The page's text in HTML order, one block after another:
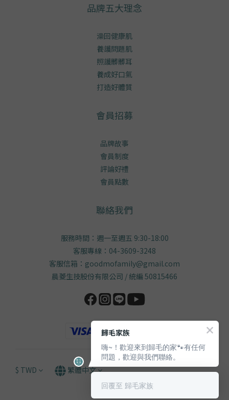
品牌五大理念
澡回健康肌
養護問題肌
照護髒髒耳
養成好口氣
打造好體質
會員招募
品牌故事
會員制度
評論好禮
會員點數
聯絡我們
服務時間：週一至週五 9:30-18:00
客服專線：04-3609-3248
客服信箱：goodmofamily@gmail.com
晨菱生技股份有限公司 / 統編 50815466
$ TWD 繁體中文
歸毛家族
嗨~！歡迎來到歸毛的家🐾有任何
問題，歡迎與我們聯絡。
回覆至 歸毛家族